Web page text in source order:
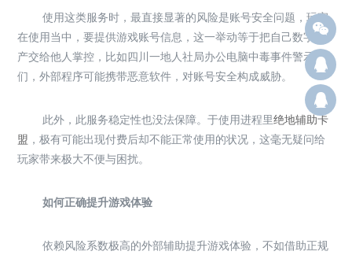
使用这类服务时，最直接显著的风险是账号安全问题，玩家
在使用当中，要提供游戏账号信息，这一举动等于把自己数字资
产交给他人掌控，比如四川一地人社局办公电脑中毒事件警示我
们，外部程序可能携带恶意软件，对账号安全构成威胁。
此外，此服务稳定性也没法保障。于使用进程里绝地辅助卡
盟 ，极有可能出现付费后却不能正常使用的状况，这毫无疑问给
玩家带来极大不便与困扰。
如何正确提升游戏体验
依赖风险系数极高的外部辅助提升游戏体验，不如借助正规
群